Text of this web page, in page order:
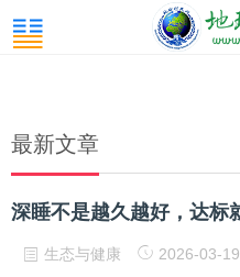
最新文章
生态与健康 2026-03-19